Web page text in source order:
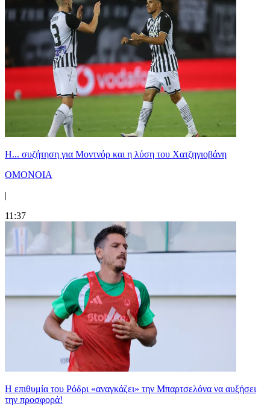
Η... συζήτηση για Μοντνόρ και η λύση του Χατζηγιοβάνη
ΟΜΟΝΟΙΑ
|
11:37
Η επιθυμία του Ρόδρι «αναγκάζει» την Μπαρτσελόνα να αυξήσει
την προσφορά!